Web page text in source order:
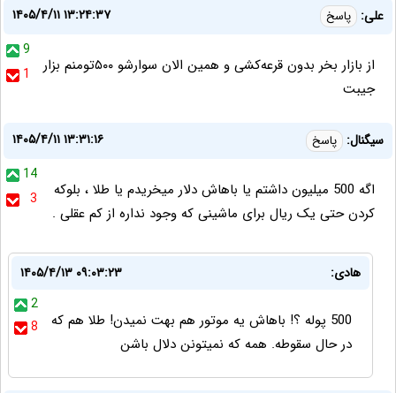
علی: پاسخ
۱۴۰۵/۴/۱۱ ۱۳:۲۴:۳۷
9
1
از بازار بخر بدون قرعه‌کشی و همین الان سوارشو ۵۰۰تومنم بزار
جیبت
سیگنال: پاسخ
۱۴۰۵/۴/۱۱ ۱۳:۳۱:۱۶
14
3
اگه 500 میلیون داشتم یا باهاش دلار میخریدم یا طلا ، بلوکه
کردن حتی یک ریال برای ماشینی که وجود نداره از کم عقلی .
هادی:
۱۴۰۵/۴/۱۳ ۰۹:۰۳:۲۳
2
8
500 پوله ؟! باهاش یه موتور هم بهت نمیدن! طلا هم که
در حال سقوطه. همه که نمیتونن دلال باشن